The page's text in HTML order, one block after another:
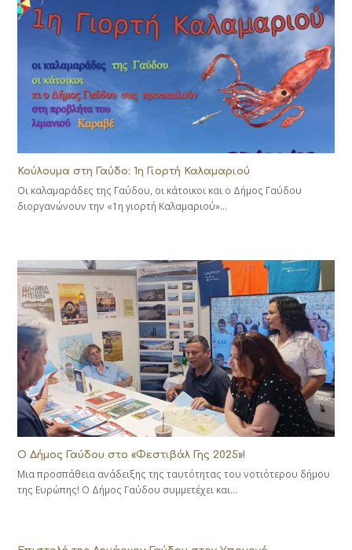
Κούλουμα στη Γαύδο: 1η Γιορτή Καλαμαριού
Οι καλαμαράδες της Γαύδου, οι κάτοικοι και ο Δήμος Γαύδου
διοργανώνουν την «1η γιορτή Καλαμαριού»…
Ο Δήμος Γαύδου στο «Φεστιβάλ Γης 2025»!
Μια προσπάθεια ανάδειξης της ταυτότητας του νοτιότερου δήμου
της Ευρώπης! Ο Δήμος Γαύδου συμμετέχει και…